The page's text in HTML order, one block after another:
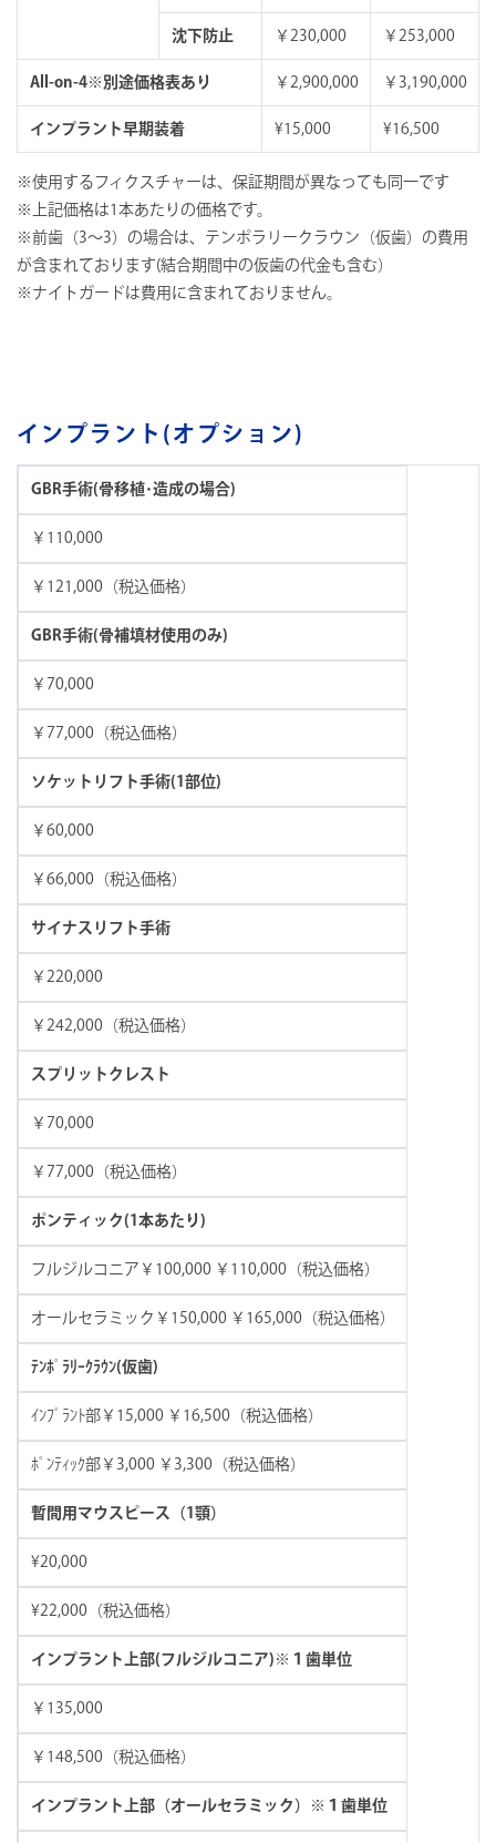
沈下防止 ￥230,000 ￥253,000
All-on-4※別途価格表あり ￥2,900,000 ￥3,190,000
インプラント早期装着 ¥15,000 ¥16,500
※使用するフィクスチャーは、保証期間が異なっても同一です
※上記価格は1本あたりの価格です。
※前歯（3～3）の場合は、テンポラリークラウン（仮歯）の費用
が含まれております(結合期間中の仮歯の代金も含む）
※ナイトガードは費用に含まれておりません。
インプラント(オプション)
GBR手術(骨移植･造成の場合)
￥110,000
￥121,000（税込価格）
GBR手術(骨補填材使用のみ)
￥70,000
￥77,000（税込価格）
ソケットリフト手術(1部位)
￥60,000
￥66,000（税込価格）
サイナスリフト手術
￥220,000
￥242,000（税込価格）
スプリットクレスト
￥70,000
￥77,000（税込価格）
ポンティック(1本あたり)
フルジルコニア￥100,000 ￥110,000（税込価格）
オールセラミック￥150,000 ￥165,000（税込価格）
ﾃﾝﾎﾟﾗﾘｰｸﾗｳﾝ(仮歯)
ｲﾝﾌﾟﾗﾝﾄ部￥15,000 ￥16,500（税込価格）
ﾎﾟﾝﾃｨｯｸ部￥3,000 ￥3,300（税込価格）
暫間用マウスピース（1顎）
¥20,000
¥22,000（税込価格）
インプラント上部(フルジルコニア)※１歯単位
￥135,000
￥148,500（税込価格）
インプラント上部（オールセラミック）※１歯単位